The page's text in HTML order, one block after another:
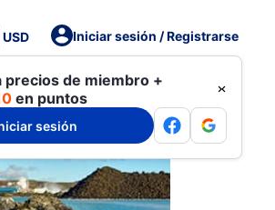
USD Iniciar sesión / Registrarse
precios de miembro +
en puntos
sesión